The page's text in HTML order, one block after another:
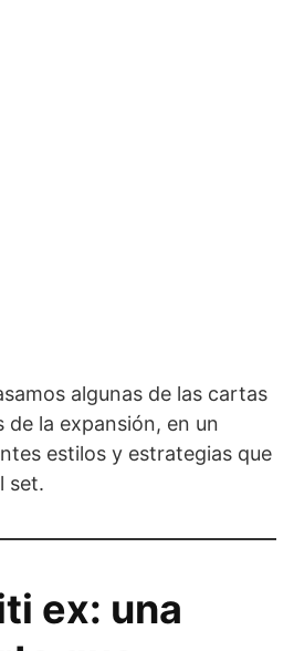
algunas de las cartas
de la expansión, en un
estilos y estrategias que
set.
ex: una